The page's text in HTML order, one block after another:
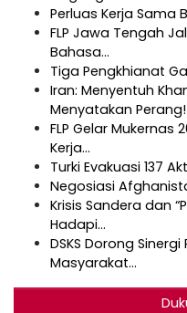
Perluas Kerja Sama
FLP Jawa Tengah
Bahasa…
Tiga Pengkhianat
Iran: Menyentuh
Menyatakan Perang!
FLP Gelar Mukernas
Kerja…
Turki Evakuasi 137
Negosiasi
Krisis Sandera dan
Hadapi…
DSKS Dorong
Masyarakat…